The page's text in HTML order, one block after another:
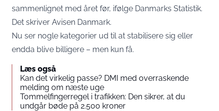
sammenlignet med året før, ifølge Danmarks Statistik.
Det skriver Avisen Danmark.
Nu ser nogle kategorier ud til at stabilisere sig eller
endda blive billigere – men kun få.
Læs også
Kan det virkelig passe? DMI med overraskende
melding om næste uge
Tommelfingerregel i trafikken: Den sikrer, at du
undgår bøde på 2.500 kroner